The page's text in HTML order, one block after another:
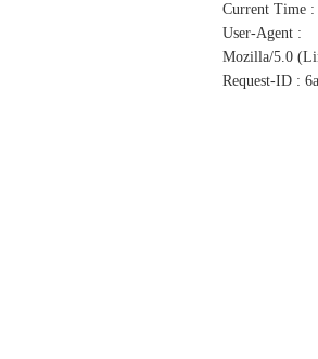
Current Time :
User-Agent :
Mozilla/5.0
Request-ID :